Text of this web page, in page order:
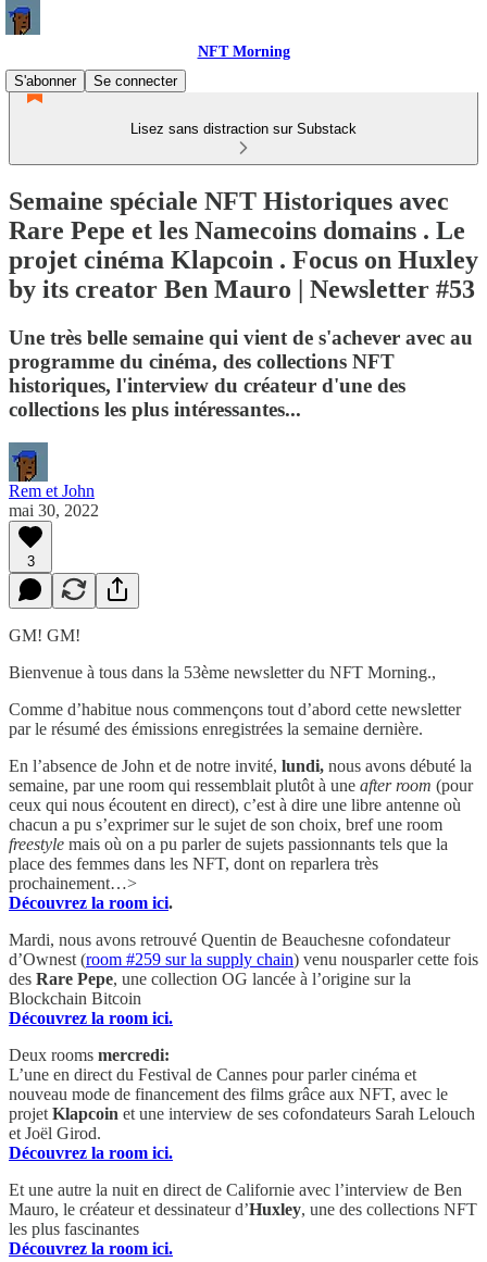
NFT Morning
S'abonner
Se connecter
Lisez sans distraction sur Substack
Semaine spéciale NFT Historiques avec
Rare Pepe et les Namecoins domains . Le
projet cinéma Klapcoin . Focus on Huxley
by its creator Ben Mauro | Newsletter #53
Une très belle semaine qui vient de s'achever avec au
programme du cinéma, des collections NFT
historiques, l'interview du créateur d'une des
collections les plus intéressantes...
Rem et John
mai 30, 2022
3
GM! GM!
Bienvenue à tous dans la 53ème newsletter du NFT Morning.,
Comme d’habitue nous commençons tout d’abord cette newsletter
par le résumé des émissions enregistrées la semaine dernière.
En l’absence de John et de notre invité, lundi, nous avons débuté la
semaine, par une room qui ressemblait plutôt à une after room (pour
ceux qui nous écoutent en direct), c’est à dire une libre antenne où
chacun a pu s’exprimer sur le sujet de son choix, bref une room
freestyle mais où on a pu parler de sujets passionnants tels que la
place des femmes dans les NFT, dont on reparlera très
prochainement…>
Découvrez la room ici.
Mardi, nous avons retrouvé Quentin de Beauchesne cofondateur
d’Ownest (room #259 sur la supply chain) venu nousparler cette fois
des Rare Pepe, une collection OG lancée à l’origine sur la
Blockchain Bitcoin
Découvrez la room ici.
Deux rooms mercredi:
L’une en direct du Festival de Cannes pour parler cinéma et
nouveau mode de financement des films grâce aux NFT, avec le
projet Klapcoin et une interview de ses cofondateurs Sarah Lelouch
et Joël Girod.
Découvrez la room ici.
Et une autre la nuit en direct de Californie avec l’interview de Ben
Mauro, le créateur et dessinateur d’Huxley, une des collections NFT
les plus fascinantes
Découvrez la room ici.